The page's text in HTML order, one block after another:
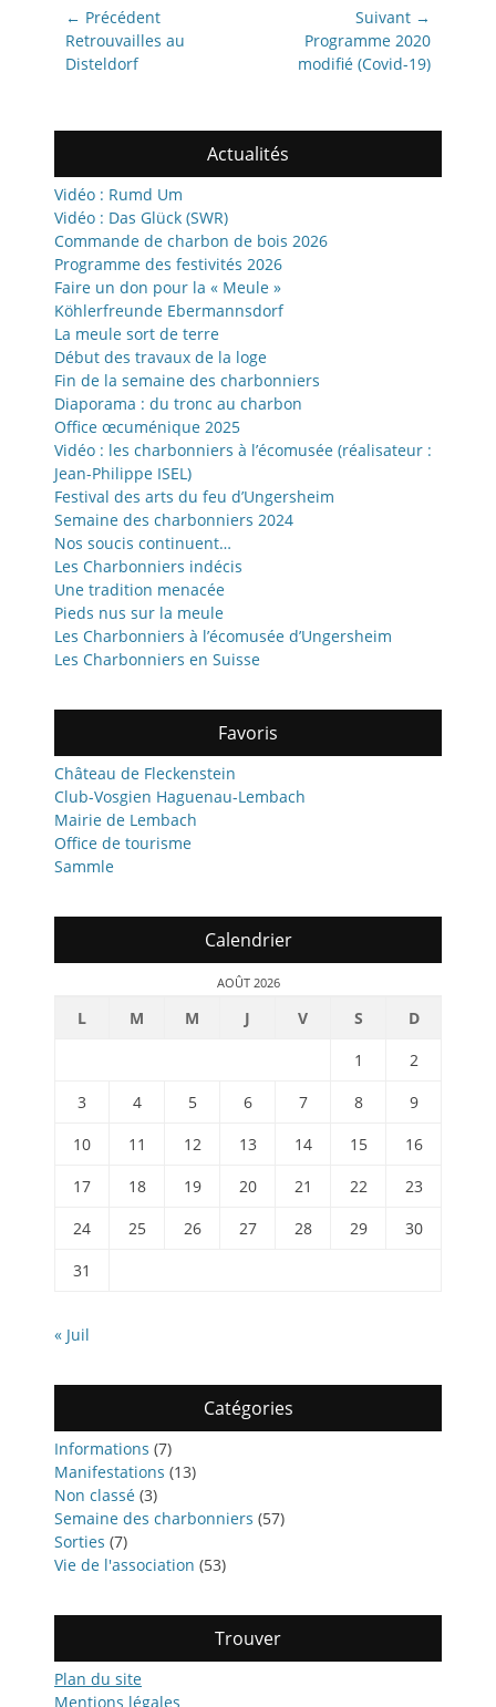
Navigation
de
l’article
← Précédent
Article
précédent:
Retrouvailles au
Disteldorf
Suivant →
suivant:
Programme 2020
modifié (Covid-19)
Actualités
Vidéo : Rumd Um
Vidéo : Das Glück (SWR)
Commande de charbon de bois 2026
Programme des festivités 2026
Faire un don pour la « Meule »
Köhlerfreunde Ebermannsdorf
La meule sort de terre
Début des travaux de la loge
Fin de la semaine des charbonniers
Diaporama : du tronc au charbon
Office œcuménique 2025
Vidéo : les charbonniers à l’écomusée (réalisateur :
Jean-Philippe ISEL)
Festival des arts du feu d’Ungersheim
Semaine des charbonniers 2024
Nos soucis continuent…
Les Charbonniers indécis
Une tradition menacée
Pieds nus sur la meule
Les Charbonniers à l’écomusée d’Ungersheim
Les Charbonniers en Suisse
Favoris
Château de Fleckenstein
Club-Vosgien Haguenau-Lembach
Mairie de Lembach
Office de tourisme
Sammle
Calendrier
AOÛT 2026
L M M J V S
D
1
2
3
4 5 6 7 8
9
10
11 12 13 14 15
16
17
18 19 20 21 22
23
24
25 26 27 28 29
30
31
« Juil
Catégories
Informations (7)
Manifestations (13)
Non classé (3)
Semaine des charbonniers (57)
Sorties (7)
Vie de l'association (53)
Trouver
Plan du site
Mentions légales